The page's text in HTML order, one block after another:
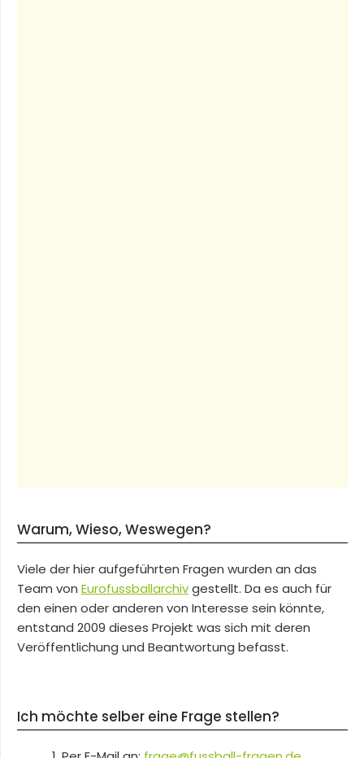
Warum, Wieso, Weswegen?
Viele der hier aufgeführten Fragen wurden an das
Team von Eurofussballarchivgestellt. Da es auch für
den einen oder anderen von Interesse sein könnte,
entstand 2009 dieses Projekt was sich mit deren
Veröffentlichung und Beantwortung befasst.
Ich möchte selber eine Frage stellen?